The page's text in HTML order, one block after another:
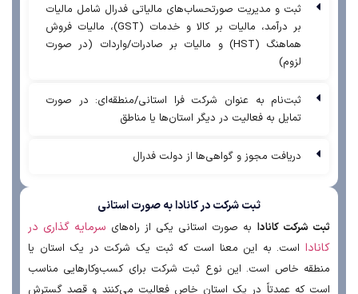
ثبت و مدیریت صورتحساب‌های مالیاتی فدرال شامل مالیات
بر درآمد، مالیات بر کالا و خدمات (GST)، مالیات فروش
هماهنگ (HST) و مالیات بر صادرات/واردات (در صورت
لزوم)
ثبت‌نام به عنوان شرکت فرا استانی/منطقه‌ای: در صورت
تمایل به فعالیت در دیگر استان‌ها یا مناطق
دریافت مجوز و گواهی‌ها از دولت فدرال
ثبت شرکت در کانادا به صورت استانی
ثبت شرکت کانادا به صورت استانی یکی از راه‌های سرمایه گذاری در
کانادا است. به این معنا است که ثبت یک شرکت در یک استان یا
منطقه خاص است. این نوع ثبت شرکت برای کسب‌وکارهایی مناسب
است که عمدتاً در یک استان خاص فعالیت می‌کنند و قصد گسترش